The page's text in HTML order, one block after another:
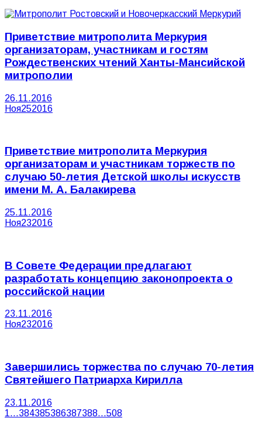
Приветствие митрополита Меркурия
организаторам, участникам и гостям
Рождественских чтений Ханты-Мансийской
митрополии
26.11.2016
Ноя252016
Приветствие митрополита Меркурия
организаторам и участникам торжеств по
случаю 50-летия Детской школы искусств
имени М. А. Балакирева
25.11.2016
Ноя232016
В Совете Федерации предлагают
разработать концепцию законопроекта о
российской нации
23.11.2016
Ноя232016
Завершились торжества по случаю 70-летия
Святейшего Патриарха Кирилла
23.11.2016
1…384385386387388…508